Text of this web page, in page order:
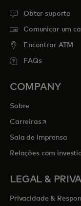
Obter suporte
Comunicar um
Encontrar ATM
FAQs
COMPANY
Sobre
Carreirasopens in a
Sala de Imprensa
Relações com
LEGAL &
Privacidade &